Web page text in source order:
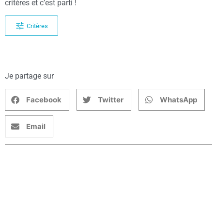
critères et c’est parti !
Critères
Je partage sur
Facebook Twitter WhatsApp
Email